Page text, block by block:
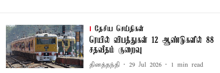
தேசிய செய்திகள்
ரெயில் விபத்துகள் 12 ஆண்டுகளில் 88
சதவீதம் குறைவு
தினத்தந்தி 29 Jul 2026 1 min read